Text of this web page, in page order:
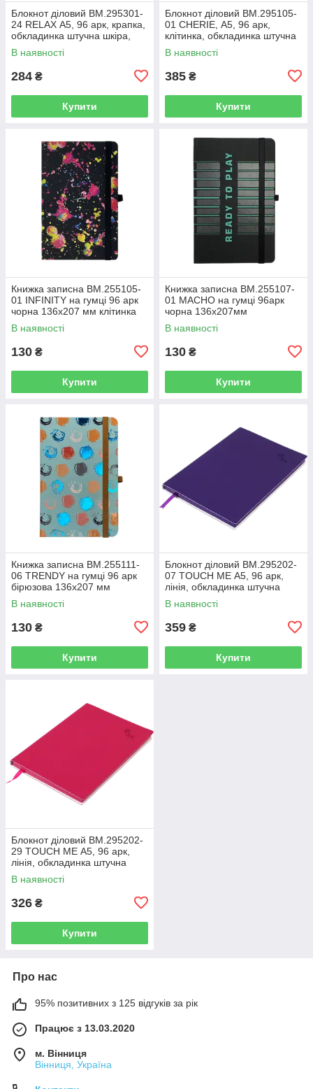
Блокнот діловий BM.295301-
24 RELAX А5, 96 арк, крапка,
обкладинка штучна шкіра,
срібний (50)
В наявності
284 ₴
Купити
Блокнот діловий BM.295105-
01 CHERIE, А5, 96 арк,
клітинка, обкладинка штучна
шкіра, чорний (50)
В наявності
385 ₴
Купити
Книжка записна BM.255105-
01 INFINITY на гумці 96 арк
чорна 136х207 мм клітинка
(10)
В наявності
130 ₴
Купити
Книжка записна BM.255107-
01 MACHO на гумці 96арк
чорна 136х207мм
кліт,офс.крем.,тв.лам.обк(10)
В наявності
130 ₴
Купити
Книжка записна BM.255111-
06 TRENDY на гумці 96 арк
бірюзова 136х207 мм
клітинка(10)
В наявності
130 ₴
Купити
Блокнот діловий BM.295202-
07 TOUCH ME А5, 96 арк,
лінія, обкладинка штучна
шкіра, фіолетовий (50)
В наявності
359 ₴
Купити
Блокнот діловий BM.295202-
29 TOUCH ME А5, 96 арк,
лінія, обкладинка штучна
шкіра, малиновий (50)
В наявності
326 ₴
Купити
Про нас
95% позитивних з 125 відгуків за рік
Працює з 13.03.2020
м. Вінниця
Вінниця, Україна